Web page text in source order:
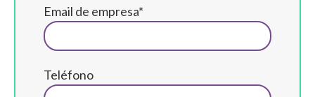
Email de empresa*
Teléfono